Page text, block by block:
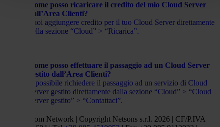
Come posso ricaricare il credito del mio Cloud Server
dall’Area Clienti?
Puoi aggiungere credito per il tuo Cloud Server direttamente
nella sezione “Cloud” > “Ricarica”.
Come posso effettuare il passaggio ad un Cloud Server
gestito dall’Area Clienti?
È possibile richiedere il passaggio ad un servizio di Cloud
Server gestito direttamente dalla sezione “Cloud” > “Cloud
Server gestito” > “Contattaci”.
Netsons.com Network | Copyright Netsons s.r.l. 2026 | CF/P.IVA